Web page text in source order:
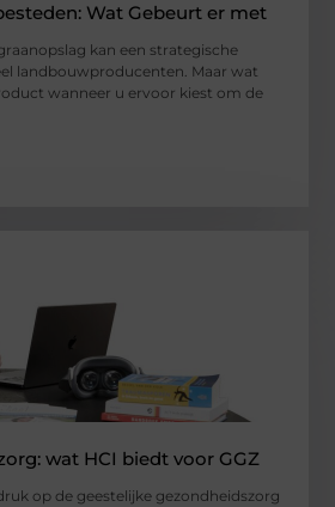
Wat Gebeurt er met
kan een strategische
landbouwproducenten. Maar wat
wanneer u ervoor kiest om de
wat HCI biedt voor GGZ
op de geestelijke gezondheidszorg